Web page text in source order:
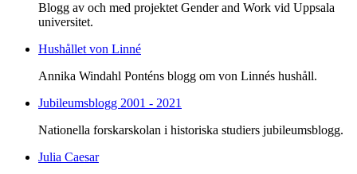
Blogg av och med projektet Gender and Work vid Uppsala
universitet.
Hushållet von Linné
Annika Windahl Ponténs blogg om von Linnés hushåll.
Jubileumsblogg 2001 - 2021
Nationella forskarskolan i historiska studiers jubileumsblogg.
Julia Caesar